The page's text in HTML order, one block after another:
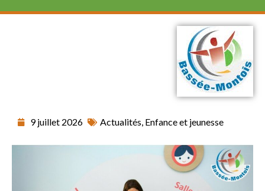
9 juillet 2026 Actualités, Enfance et jeunesse